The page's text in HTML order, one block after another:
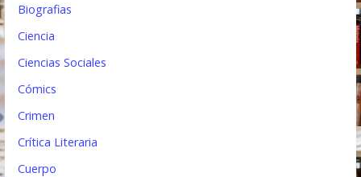
a
Biografias
Ciencia
Ciencias Sociales
Cómics
Crimen
Crítica Literaria
Cuerpo